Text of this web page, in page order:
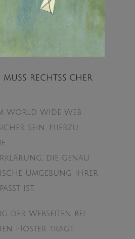
MUSS RECHTSSICHER
World Wide Web
sein. Hierzu
die genau
Umgebung Ihrer
ist.
der Webseiten bei
Hoster trägt